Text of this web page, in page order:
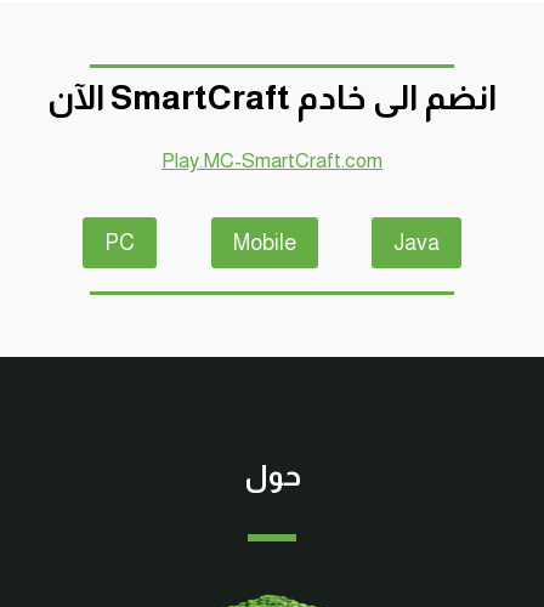
انضم الى خادم SmartCraft الآن
Play.MC-SmartCraft.com
Java
Mobile
PC
حول